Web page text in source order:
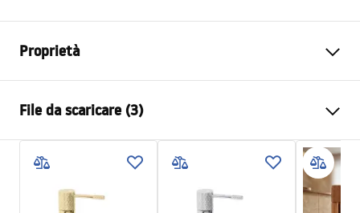
Proprietà
Metodo di installazione
Colore
Cromo
Tipo di bocca
Fissa
Materiale
Ottone
File da scaricare (3)
Condizioni di garanzia